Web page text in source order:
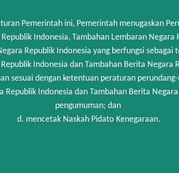
Pemerintah ini, Pemerintah menugaskan
Indonesia, Tambahan Lembaran
Republik Indonesia yang berfungsi sebagai
Indonesia dan Tambahan Berita Negara
sesuai dengan ketentuan peraturan
Indonesia dan Tambahan Berita
pengumuman; dan
d. mencetak Naskah Pidato Kenegaraan.